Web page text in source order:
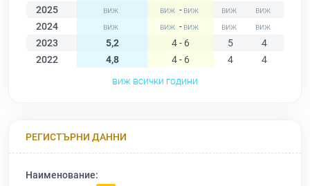
2025
-
2024
-
2023
5,2 4 - 6 5 4
2022
4,8 4 - 6 4 4
виж всички години
РЕГИСТЪРНИ ДАННИ
Наименование: